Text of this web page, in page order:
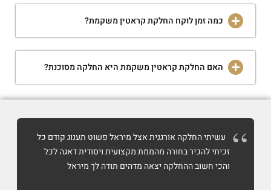
כמה זמן לוקח החלקת קראטין משקמת?
האם החלקת קראטין משקמת היא החלקה מסוכנת?
עשיתי החלקה אורגנית אצל מיראל פשוט תענוג קודם כל
זכיתי להכיר בחורה מהממת מקצועית ויסודית דאגה לכל
והכי חשוב ההחלקה יצאה מדהים תודה לך מיראל